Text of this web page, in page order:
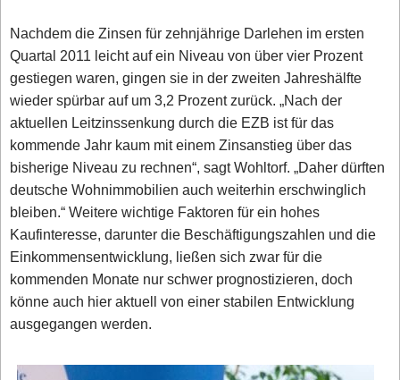
Nachdem die Zinsen für zehnjährige Darlehen im ersten
Quartal 2011 leicht auf ein Niveau von über vier Prozent
gestiegen waren, gingen sie in der zweiten Jahreshälfte
wieder spürbar auf um 3,2 Prozent zurück. „Nach der
aktuellen Leitzinssenkung durch die EZB ist für das
kommende Jahr kaum mit einem Zinsanstieg über das
bisherige Niveau zu rechnen“, sagt Wohltorf. „Daher dürften
deutsche Wohnimmobilien auch weiterhin erschwinglich
bleiben.“ Weitere wichtige Faktoren für ein hohes
Kaufinteresse, darunter die Beschäftigungszahlen und die
Einkommensentwicklung, ließen sich zwar für die
kommenden Monate nur schwer prognostizieren, doch
könne auch hier aktuell von einer stabilen Entwicklung
ausgegangen werden.